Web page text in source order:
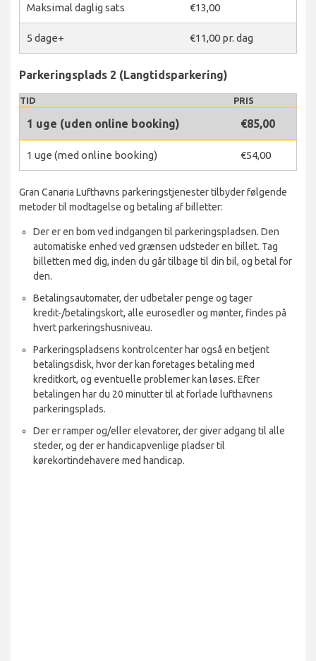
Maksimal daglig sats €13,00
5 dage+ €11,00 pr. dag
Parkeringsplads 2 (Langtidsparkering)
TID PRIS
1 uge (uden online booking) €85,00
1 uge (med online booking) €54,00
Gran Canaria Lufthavns parkeringstjenester tilbyder følgende
metoder til modtagelse og betaling af billetter:
Der er en bom ved indgangen til parkeringspladsen. Den
automatiske enhed ved grænsen udsteder en billet. Tag
billetten med dig, inden du går tilbage til din bil, og betal for
den.
Betalingsautomater, der udbetaler penge og tager
kredit-/betalingskort, alle eurosedler og mønter, findes på
hvert parkeringshusniveau.
Parkeringspladsens kontrolcenter har også en betjent
betalingsdisk, hvor der kan foretages betaling med
kreditkort, og eventuelle problemer kan løses. Efter
betalingen har du 20 minutter til at forlade lufthavnens
parkeringsplads.
Der er ramper og/eller elevatorer, der giver adgang til alle
steder, og der er handicapvenlige pladser til
kørekortindehavere med handicap.